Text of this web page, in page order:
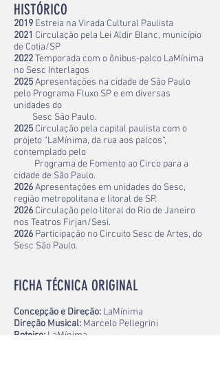
HISTÓRICO
2019 Estreia na Virada Cultural Paulista
2021 Circulação pela Lei Aldir Blanc, município
de Cotia/SP
2022Temporada com o ônibus-palco LaMínima
no Sesc Interlagos
2025Apresentações na cidade de São Paulo
pelo Programa Fluxo SP e em diversas
unidades do
Sesc São Paulo.
2025 Circulação pela capital paulista com o
projeto “LaMínima, da rua aos palcos“,
contemplado pelo
Programa de Fomento ao Circo para a
cidade de São Paulo.
2026Apresentações em unidades do Sesc,
região metropolitana e litoral de SP.
2026 Circulação pelo litoral do Rio de Janeiro
nos Teatros Firjan/Sesi.
2026 Participação no Circuito Sesc de Artes, do
Sesc São Paulo.
FICHA TÉCNICA ORIGINAL
Concepção e Direção: LaMínima
Direção Musical: Marcelo Pellegrini
Roteiro: LaMínima